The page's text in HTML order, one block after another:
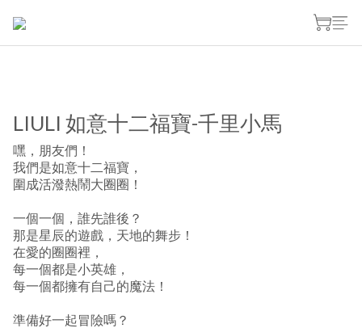
LIULI 如意十二福寶-千里小馬
嘿，朋友們！
我們是如意十二福寶，
圍成活潑熱鬧大圈圈！
一個一個，誰先誰後？
那是星辰的遊戲，天地的舞步！
在愛的圈圈裡，
每一個都是小英雄，
每一個都擁有自己的魔法！
準備好一起冒險嗎？